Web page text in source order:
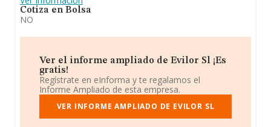
Cotiza en Bolsa
NO
Ver el informe ampliado de Evilor Sl ¡Es
gratis!
Regístrate en eInforma y te regalamos el
Informe Ampliado de esta empresa.
VER INFORME AMPLIADO DE EVILOR SL